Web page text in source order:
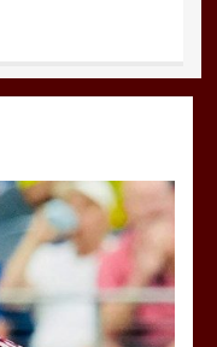
SOCIALE :
le Togo d’avoir une